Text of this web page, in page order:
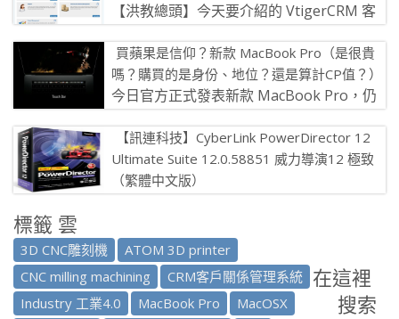
【洪教總頭】今天要介紹的 VtigerCRM 客
力自動化(SFA)為主 […]買蘋果是信仰？新款 MacBook Pro（是很貴
嗎？購買的是身份、地位？還是算計CP值？）
今日官方正式發表新款 MacBook Pro，仍
說，比起前 […]
【訊連科技】CyberLink PowerDirector 12
Ultimate Suite 12.0.58851 威力導演12 極致
（繁體中文版）
Ultimate Suite 12.0.58 […]
標籤 雲
3D CNC雕刻機
ATOM 3D printer
CNC milling machining
CRM客戶關係管理系統
Industry 工業4.0
MacBook Pro
MacOSX
在這裡
搜索